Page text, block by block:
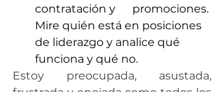
contratación y      promociones.
Mire quién está en posiciones
de liderazgo y analice qué
funciona y qué no.
Estoy preocupada, asustada,